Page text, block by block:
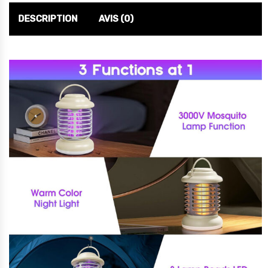
DESCRIPTION AVIS (0)